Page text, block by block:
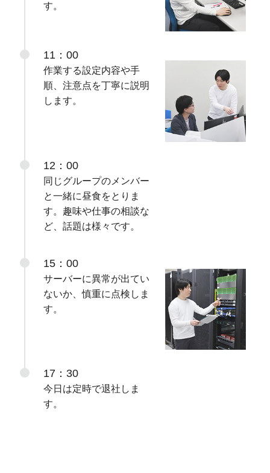
す。
11：00
作業する設定内容や手
順、注意点を丁寧に説明
します。
12：00
同じグループのメンバー
と一緒に昼食をとりま
す。趣味や仕事の相談な
ど、話題は様々です。
15：00
サーバーに異常が出てい
ないか、慎重に点検しま
す。
17：30
今日は定時で退社しま
す。